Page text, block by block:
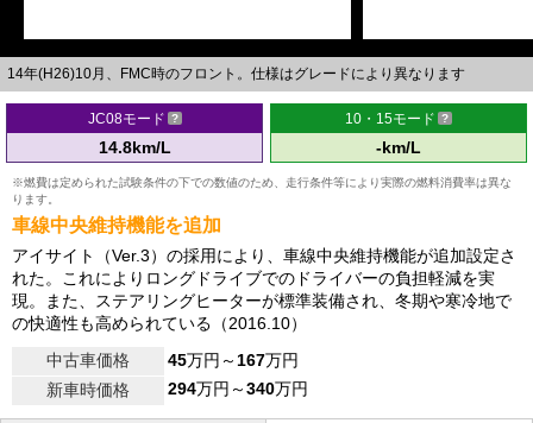
14年(H26)10月、FMC時のフロント。仕様はグレードにより異なります
JC08モード
14.8km/L
10・15モード
-km/L
※燃費は定められた試験条件の下での数値のため、走行条件等により実際の燃料消費率は異な
ります。
車線中央維持機能を追加
アイサイト（Ver.3）の採用により、車線中央維持機能が追加設定さ
れた。これによりロングドライブでのドライバーの負担軽減を実
現。また、ステアリングヒーターが標準装備され、冬期や寒冷地で
の快適性も高められている（2016.10）
中古車価格
45万円～167万円
新車時価格
294万円～340万円